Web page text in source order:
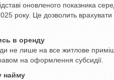
оновленого показника
року. Це дозволить врахувати
в оренду
не лише на все житлове
на оформлення субсидії.
найму